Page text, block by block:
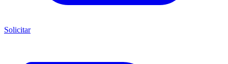
Solicitar